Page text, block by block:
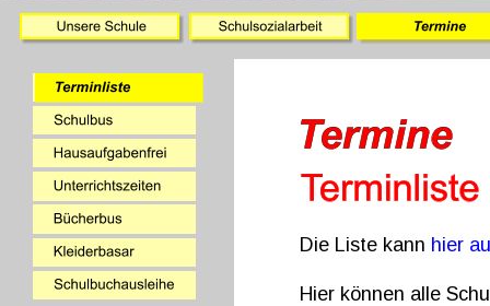
Die Liste kann hier
Hier können alle